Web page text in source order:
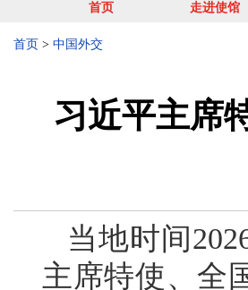
首页 走进使馆
首页 > 中国外交
习近平主席
当地时间
主席特使、全